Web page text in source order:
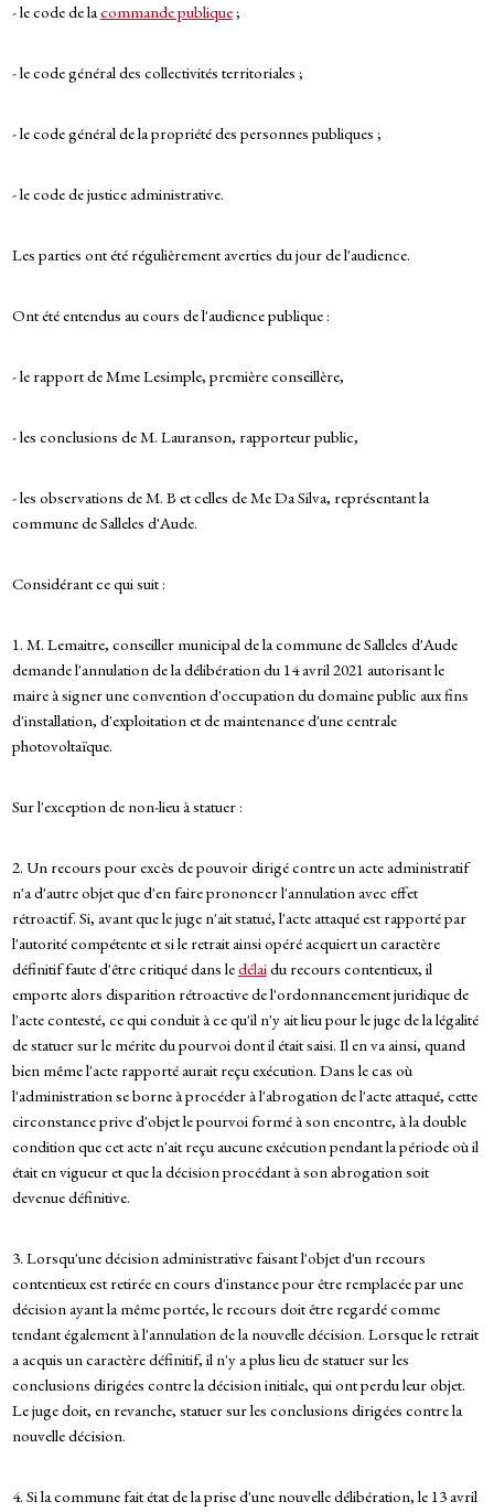
- le code de lacommande publique;
- le code général des collectivités territoriales ;
- le code général de la propriété des personnes publiques ;
- le code de justice administrative.
Les parties ont été régulièrement averties du jour de l'audience.
Ont été entendus au cours de l'audience publique :
- le rapport de Mme Lesimple, première conseillère,
- les conclusions de M. Lauranson, rapporteur public,
- les observations de M. B et celles de Me Da Silva, représentant la
commune de Salleles d'Aude.
Considérant ce qui suit :
1. M. Lemaitre, conseiller municipal de la commune de Salleles d'Aude
demande l'annulation de la délibération du 14 avril 2021 autorisant le
maire à signer une convention d'occupation du domaine public aux fins
d'installation, d'exploitation et de maintenance d'une centrale
photovoltaïque.
Sur l'exception de non-lieu à statuer :
2. Un recours pour excès de pouvoir dirigé contre un acte administratif
n'a d'autre objet que d'en faire prononcer l'annulation avec effet
rétroactif. Si, avant que le juge n'ait statué, l'acte attaqué est rapporté par
l'autorité compétente et si le retrait ainsi opéré acquiert un caractère
définitif faute d'être critiqué dans ledélaidu recours contentieux, il
emporte alors disparition rétroactive de l'ordonnancement juridique de
l'acte contesté, ce qui conduit à ce qu'il n'y ait lieu pour le juge de la légalité
de statuer sur le mérite du pourvoi dont il était saisi. Il en va ainsi, quand
bien même l'acte rapporté aurait reçu exécution. Dans le cas où
l'administration se borne à procéder à l'abrogation de l'acte attaqué, cette
circonstance prive d'objet le pourvoi formé à son encontre, à la double
condition que cet acte n'ait reçu aucune exécution pendant la période où il
était en vigueur et que la décision procédant à son abrogation soit
devenue définitive.
3. Lorsqu'une décision administrative faisant l'objet d'un recours
contentieux est retirée en cours d'instance pour être remplacée par une
décision ayant la même portée, le recours doit être regardé comme
tendant également à l'annulation de la nouvelle décision. Lorsque le retrait
a acquis un caractère définitif, il n'y a plus lieu de statuer sur les
conclusions dirigées contre la décision initiale, qui ont perdu leur objet.
Le juge doit, en revanche, statuer sur les conclusions dirigées contre la
nouvelle décision.
4. Si la commune fait état de la prise d'une nouvelle délibération, le 13 avril